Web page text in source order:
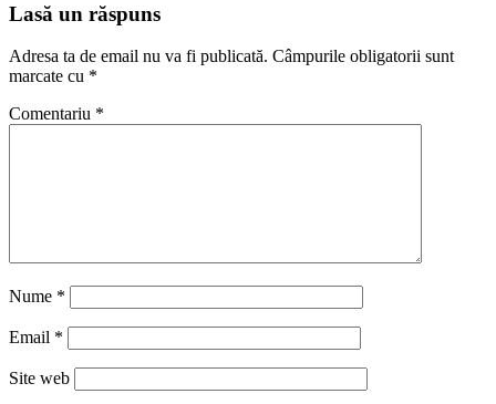
Lasă un răspuns
Adresa ta de email nu va fi publicată. Câmpurile obligatorii sunt
marcate cu *
Comentariu *
Nume *
Email *
Site web